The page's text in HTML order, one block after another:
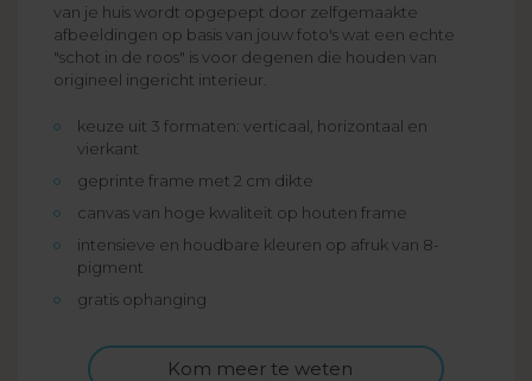
van je huis wordt opgepept door zelfgemaakte
afbeeldingen op basis van jouw foto's wat een echte
"schot in de roos" is voor degenen die houden van
origineel ingericht interieur.
keuze uit 3 formaten: verticaal, horizontaal en
vierkant
geprinte frame met 2 cm dikte
canvas van hoge kwaliteit op houten frame
intensieve en houdbare kleuren op afruk van 8-
pigment
gratis ophanging
Kom meer te weten